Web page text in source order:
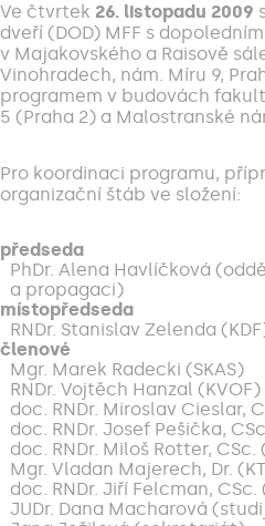
Ve čtvrtek 26. listopadu 2009
dveří (DOD) MFF s
v Majakovského a Raisově
Vinohradech, nám. Míru 9,
programem v budovách
5 (Praha 2) a Malostranské
Pro koordinaci programu,
organizační štáb ve složení:
předseda
PhDr. Alena Havlíčková
a propagaci)
místopředseda
RNDr. Stanislav Zelenda
členové
Mgr. Marek Radecki (SKAS)
RNDr. Vojtěch Hanzal (KVOF)
doc. RNDr. Miroslav Cieslar,
doc. RNDr. Josef Pešička,
doc. RNDr. Miloš Rotter, CSc.
Mgr. Vladan Majerech, Dr.
doc. RNDr. Jiří Felcman, CSc.
JUDr. Dana Macharová